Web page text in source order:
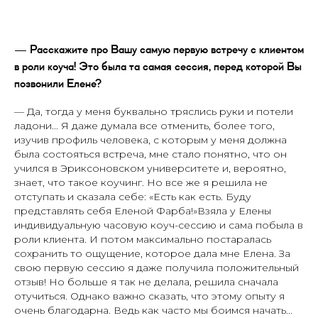
— Расскажите про Вашу самую первую встречу с клиентом
в роли коуча! Это была та самая сессия, перед которой Вы
позвонили Елене?
— Да, тогда у меня буквально тряслись руки и потели
ладони... Я даже думала все отменить, более того,
изучив профиль человека, с которым у меня должна
была состояться встреча, мне стало понятно, что он
учился в Эриксоновском университете и, вероятно,
знает, что такое коучинг. Но все же я решила не
отступать и сказала себе: «Есть как есть. Буду
представлять себя Еленой Фарба!»Взяла у Елены
индивидуальную часовую коуч-сессию и сама побыла в
роли клиента. И потом максимально постаралась
сохранить то ощущение, которое дала мне Елена. За
свою первую сессию я даже получила положительный
отзыв! Но больше я так не делала, решила сначала
отучиться. Однако важно сказать, что этому опыту я
очень благодарна. Ведь как часто мы боимся начать...